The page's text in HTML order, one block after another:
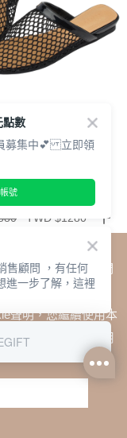
TWD $1280
腦中放置並取用我們
電腦的Cookie設
聲明，您繼續使用本
之Cookie聲明使用
點數
募集中💕 立即領
號
售顧問 ，有任何
進一步了解，這裡